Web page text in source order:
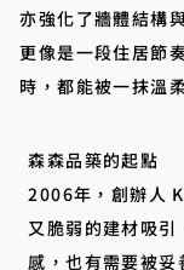
亦強化了牆體結構
更像是一段住居節
時，都能被一抹溫
森森品築的起點
2006年，創辦人
又脆弱的建材吸
感，也有需要被